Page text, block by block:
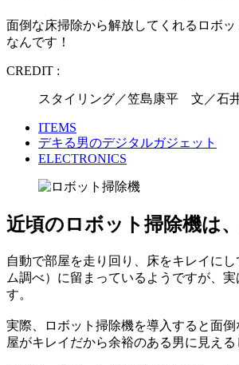
面倒な床掃除から解放してくれるロボ
なんです！
CREDIT :
スタイリング／笠島康平 文／石
ITEMS
デキる男のデジタルガジェット
ELECTRONICS
近頃のロボット掃除機は
自動で部屋を走り回り、床をキレイに
ム調べ）に留まっているようですが、
す。
実際、ロボット掃除機を導入すると面
屋がキレイだから余裕のある男に見え